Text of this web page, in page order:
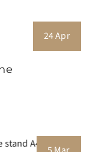
24 Apr